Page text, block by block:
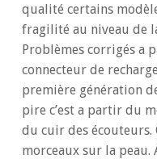
qualité certains
fragilité au niveau de
Problèmes corrigés a
connecteur de
première génération
pire c’est a partir du
du cuir des écouteurs.
morceaux sur la